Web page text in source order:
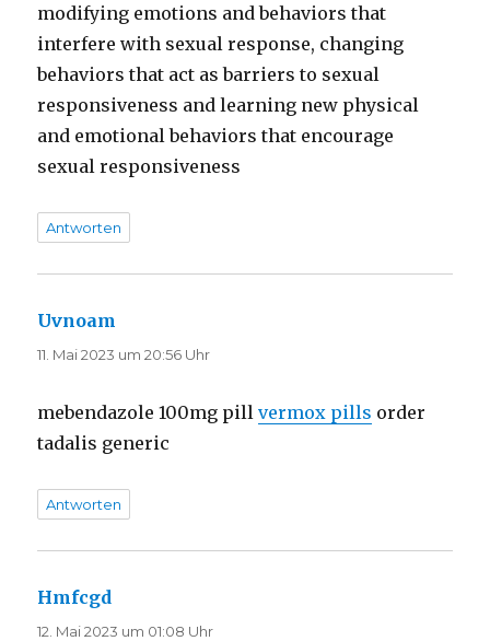
modifying emotions and behaviors that
interfere with sexual response, changing
behaviors that act as barriers to sexual
responsiveness and learning new physical
and emotional behaviors that encourage
sexual responsiveness
Antworten
Uvnoam
11. Mai 2023 um 20:56 Uhr
mebendazole 100mg pillvermox pills order
tadalis generic
Antworten
Hmfcgd
12. Mai 2023 um 01:08 Uhr